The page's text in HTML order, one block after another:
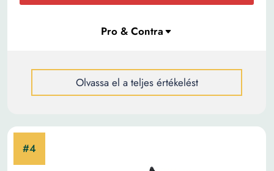
Olvassa el a teljes értékelést